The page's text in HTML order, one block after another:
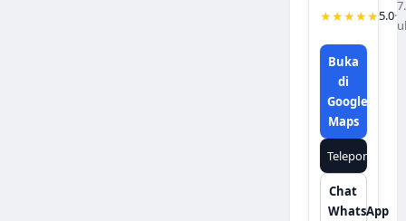
★★★★★5.0·
Buka
di
Google
Maps
Telepon
Chat
WhatsApp